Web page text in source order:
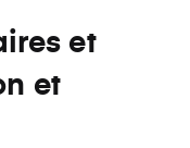
et
et